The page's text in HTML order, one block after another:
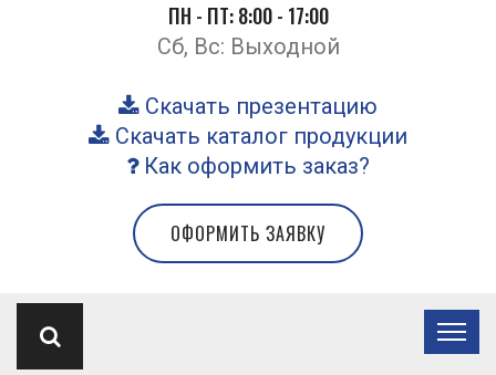
ПН - ПТ: 8:00 - 17:00
Сб, Вс: Выходной
Скачать презентацию
Скачать каталог продукции
Как оформить заказ?
ОФОРМИТЬ ЗАЯВКУ